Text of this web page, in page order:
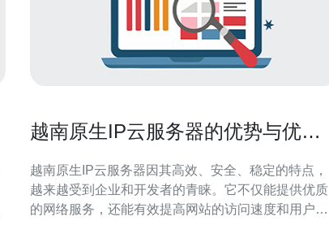
越南原生IP云服务器的优势与优化
越南原生IP云服务器因其高效、安全、稳定的特点，
越来越受到企业和开发者的青睐。它不仅能提供优质
的网络服务，还能有效提高网站的访问速度和用户体